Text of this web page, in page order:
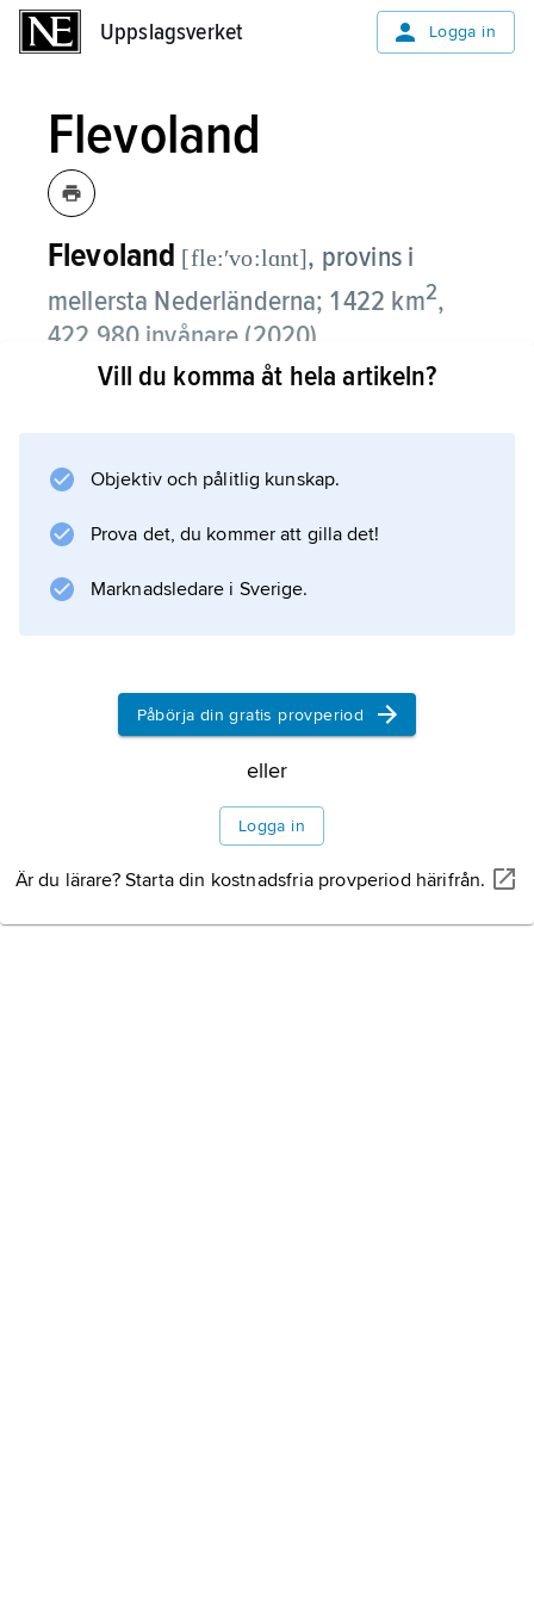
Uppslagsverket Logga in
Flevoland
Flevoland [fle:ʹvo:lɑnt], provins i
mellersta Nederländerna; 1 422 km2,
422 980 invånare (2020).
Provinsen bildades 1986 och består nästan
tidigare öarna Urk och Schokland, som nu är
en del av fastlandet. Flevoland ligger ett par
meter under havets nivå, och landet är helt
platt. Det omfattar tre poldrar, Nordostpoldern
Information om artikeln
Vill du komma åt hela artikeln?
Objektiv och pålitlig kunskap.
Prova det, du kommer att gilla det!
Marknadsledare i Sverige.
Påbörja din gratis provperiod
eller
Logga in
Är du lärare? Starta din kostnadsfria provperiod härifrån.